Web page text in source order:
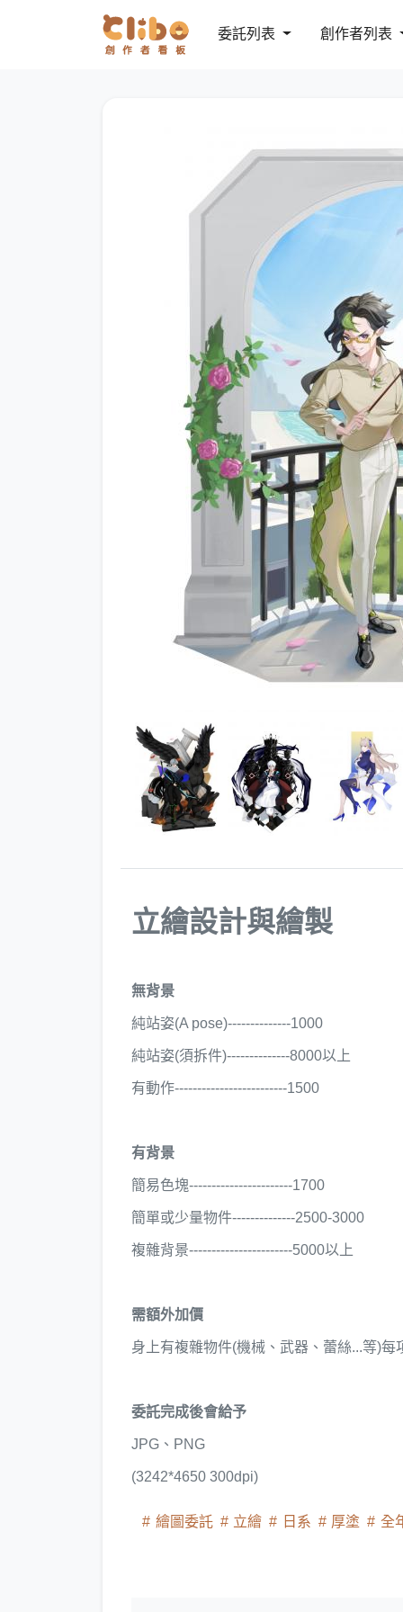
委託列表 創作者列表
立繪設計與繪製
無背景
純站姿(A pose)--------------1000
純站姿(須拆件)--------------8000以上
有動作-------------------------1500
有背景
簡易色塊-----------------------1700
簡單或少量物件--------------2500-3000
複雜背景-----------------------5000以上
需額外加價
身上有複雜物件(機械、武器、蕾絲...等)每
委託完成後會給予
JPG、PNG
(3242*4650 300dpi)
繪圖委託 立繪 日系 厚塗 全